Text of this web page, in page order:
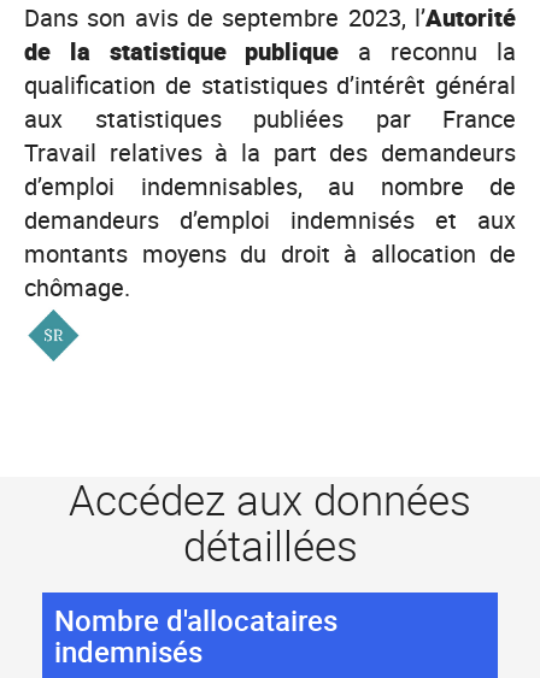
Dans son avis de septembre 2023, l’Autorité
de la statistique publique a reconnu la
qualification de statistiques d’intérêt général
aux statistiques publiées par France
Travail relatives à la part des demandeurs
d’emploi indemnisables, au nombre de
demandeurs d’emploi indemnisés et aux
montants moyens du droit à allocation de
chômage.
Accédez aux données
détaillées
Nombre d'allocataires
indemnisés